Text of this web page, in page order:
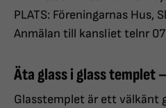
PLATS: Föreningarnas Hus,
Anmälan till kansliet telnr
Äta glass i glass templet
Glasstemplet är ett välkänt